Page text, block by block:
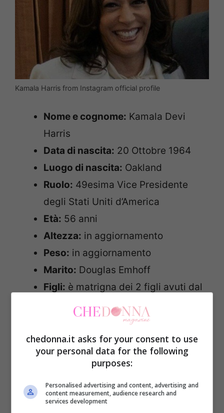
Kamala Harris from Instagram official profile
Nome e cognome: Kamala Devi
Harris
Data di nascita: 20 Ottobre 1964
Luogo di nascita: Oakland
Ruolo: 49esima Vice Presidente
degli Stati Uniti d’America
Età: 56 anni
Altezza: in aggiornamento
Peso: in aggiornamento
Marito: Douglas Emhoff
Figli: è matrigna dei 2 figli avuti dal
precedente matrimonio del marito
ad agosto 2019, Harris
e il marito avevano un patrimonio
netto stimato in 5,8 milioni di dollari
Onorificenze e premi:
Environmental Award per
l’autorevole impulso da lei dato alla
chedonna.it asks for your consent to use
your personal data for the following
purposes:
Personalised advertising and content, advertising and
content measurement, audience research and
services development